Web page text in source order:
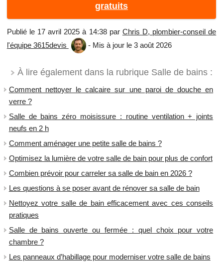
gratuits
Publié le 17 avril 2025 à 14:38 par Chris D, plombier-conseil de
l'équipe 3615devis
- Mis à jour le 3 août 2026
À lire également dans la rubrique Salle de bains :
Comment nettoyer le calcaire sur une paroi de douche en
verre ?
Salle de bains zéro moisissure : routine ventilation + joints
neufs en 2 h
​Comment aménager une petite salle de bains ?
Optimisez la lumière de votre salle de bain pour plus de confort
Combien prévoir pour carreler sa salle de bain en 2026 ?
Les questions à se poser avant de rénover sa salle de bain
Nettoyez votre salle de bain efficacement avec ces conseils
pratiques
Salle de bains ouverte ou fermée : quel choix pour votre
chambre ?
Les panneaux d’habillage pour moderniser votre salle de bains